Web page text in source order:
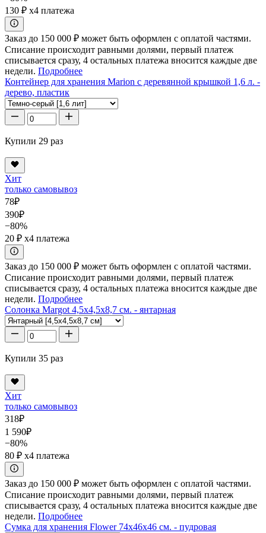
130 ₽ x4 платежа
Заказ до 150 000 ₽ может быть оформлен с оплатой частями.
Списание происходит равными долями, первый платеж
списывается сразу, 4 остальных платежа вносится каждые две
недели. Подробнее
Контейнер для хранения Marion с деревянной крышкой 1,6 л. -
дерево, пластик
Купили 29 раз
Хит
только самовывоз
78₽
390₽
−80%
20 ₽ x4 платежа
Заказ до 150 000 ₽ может быть оформлен с оплатой частями.
Списание происходит равными долями, первый платеж
списывается сразу, 4 остальных платежа вносится каждые две
недели. Подробнее
Солонка Margot 4,5x4,5x8,7 см. - янтарная
Купили 35 раз
Хит
только самовывоз
318₽
1 590₽
−80%
80 ₽ x4 платежа
Заказ до 150 000 ₽ может быть оформлен с оплатой частями.
Списание происходит равными долями, первый платеж
списывается сразу, 4 остальных платежа вносится каждые две
недели. Подробнее
Сумка для хранения Flower 74x46x46 см. - пудровая